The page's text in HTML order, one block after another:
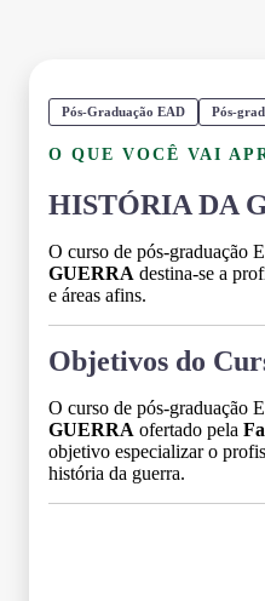
Pós-Graduação EAD Pós-
O QUE VOCÊ VAI
HISTÓRIA DA
O curso de pós-graduação
GUERRA destina-se a
e áreas afins.
Objetivos do
O curso de pós-graduação
GUERRA ofertado pela
objetivo especializar o
história da guerra.